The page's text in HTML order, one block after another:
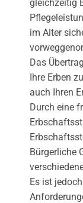
gleichzeitig
im Alter
Das
Ihre Erben
auch Ihren
Durch eine
Bürgerliche
Es ist